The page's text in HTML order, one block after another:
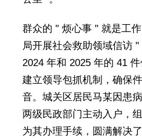
群众的 " 烦心事 " 就是工
局开展社会救助领域信访
2024 年和 2025 年的 41
建立领导包抓机制，确保
音。城关区居民马某因患
两级民政部门主动入户，
为其办理手续，圆满解决